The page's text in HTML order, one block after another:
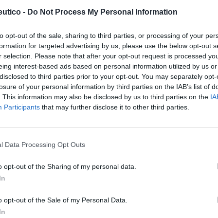
- Do Not Process My Personal Information
opt-out of the sale, sharing to third parties, or processing of your
for targeted advertising by us, please use the below opt-out
selection. Please note that after your opt-out request is processed
interest-based ads based on personal information utilized by us
to third parties prior to your opt-out. You may separately
of your personal information by third parties on the IAB’s list of
This information may also be disclosed by us to third parties on the
Participants that may further disclose it to other third parties.
Data Processing Opt Outs
opt-out of the Sharing of my personal data.
opt-out of the Sale of my Personal Data.
ediciones previas, el curso cuenta con la
jefe de servicio del Hospital Clínic de
impulsando proyectos formativos comoAULA
integral para potenciar el desarrollo de
en áreas clave para su futuro
,directora de Kern Pharma
formación como AULA FIR, que representa
etapa formativa de nuestros
perspectiva y comprensión integral del
clave para su desarrollo profesional y